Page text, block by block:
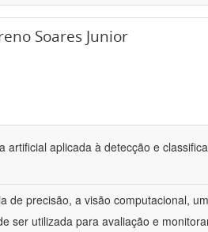
Soares Junior
artificial aplicada à detecção e
de precisão, a visão computacional,
ser utilizada para avaliação e